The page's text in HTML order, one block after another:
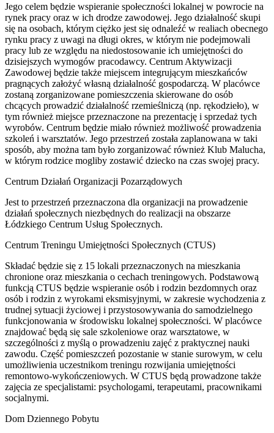
Jego celem będzie wspieranie społeczności lokalnej w powrocie na
rynek pracy oraz w ich drodze zawodowej. Jego działalność skupi
się na osobach, którym ciężko jest się odnaleźć w realiach obecnego
rynku pracy z uwagi na długi okres, w którym nie podejmowali
pracy lub ze względu na niedostosowanie ich umiejętności do
dzisiejszych wymogów pracodawcy. Centrum Aktywizacji
Zawodowej będzie także miejscem integrującym mieszkańców
pragnących założyć własną działalność gospodarczą. W placówce
zostaną zorganizowane pomieszczenia skierowane do osób
chcących prowadzić działalność rzemieślniczą (np. rękodzieło), w
tym również miejsce przeznaczone na prezentację i sprzedaż tych
wyrobów. Centrum będzie miało również możliwość prowadzenia
szkoleń i warsztatów. Jego przestrzeń została zaplanowana w taki
sposób, aby można tam było zorganizować również Klub Malucha,
w którym rodzice mogliby zostawić dziecko na czas swojej pracy.
Centrum Działań Organizacji Pozarządowych
Jest to przestrzeń przeznaczona dla organizacji na prowadzenie
działań społecznych niezbędnych do realizacji na obszarze
Łódzkiego Centrum Usług Społecznych.
Centrum Treningu Umiejętności Społecznych (CTUS)
Składać będzie się z 15 lokali przeznaczonych na mieszkania
chronione oraz mieszkania o cechach treningowych. Podstawową
funkcją CTUS będzie wspieranie osób i rodzin bezdomnych oraz
osób i rodzin z wyrokami eksmisyjnymi, w zakresie wychodzenia z
trudnej sytuacji życiowej i przystosowywania do samodzielnego
funkcjonowania w środowisku lokalnej społeczności. W placówce
znajdować będą się sale szkoleniowe oraz warsztatowe, w
szczególności z myślą o prowadzeniu zajęć z praktycznej nauki
zawodu. Część pomieszczeń pozostanie w stanie surowym, w celu
umożliwienia uczestnikom treningu rozwijania umiejętności
remontowo-wykończeniowych. W CTUS będą prowadzone także
zajęcia ze specjalistami: psychologami, terapeutami, pracownikami
socjalnymi.
Dom Dziennego Pobytu